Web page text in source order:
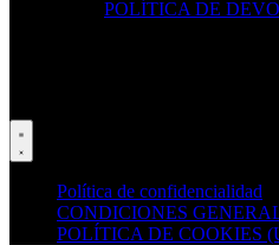
POLÍTICA DE
Política de confidencialidad
CONDICIONES
POLÍTICA DE COOKIES